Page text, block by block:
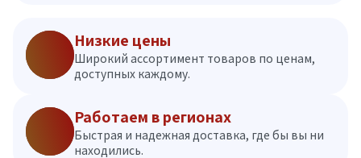
Низкие цены
Широкий ассортимент товаров по ценам,
доступных каждому.
Работаем в регионах
Быстрая и надежная доставка, где бы вы ни
находились.